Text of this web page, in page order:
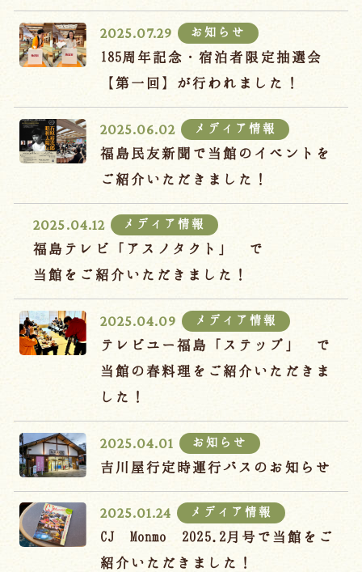
2025.07.29 お知らせ
185周年記念・宿泊者限定抽選会
【第一回】が行われました！
2025.06.02 メディア情報
福島民友新聞で当館のイベントを
ご紹介いただきました！
2025.04.12 メディア情報
福島テレビ「アスノタクト」 で
当館をご紹介いただきました！
2025.04.09 メディア情報
テレビユー福島「ステップ」 で
当館の春料理をご紹介いただきま
した！
2025.04.01 お知らせ
吉川屋行定時運行バスのお知らせ
2025.01.24 メディア情報
CJ Monmo 2025.2月号で当館をご
紹介いただきました！
会議・団体 吉川屋で過ごす特別な日
お知らせ よくあるご質問
お問い合わせ
予約確認・変更・キャンセル
キャンセルポリシー
オンラインショップ
吉川屋×温泉むすめ
Follow us
024-542-2226
Language